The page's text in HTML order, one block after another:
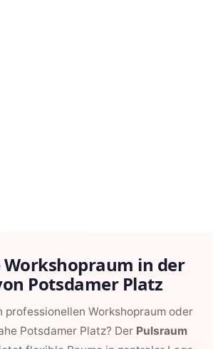
Workshopraum in der
Potsdamer Platz
professionellen Workshopraum oder
Potsdamer Platz? Der Pulsraum